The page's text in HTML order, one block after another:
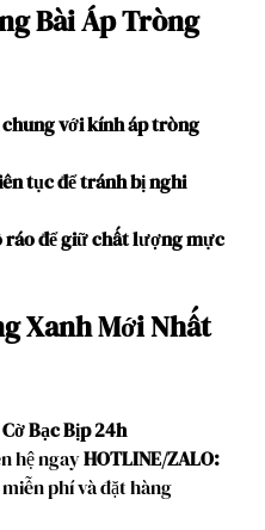
Bài Áp Tròng
với kính áp tròng
tục để tránh bị nghi
ráo để giữ chất lượng mực
Xanh Mới Nhất
Cờ Bạc Bịp 24h
hệ ngayHOTLINE/ZALO:
phí và đặt hàng